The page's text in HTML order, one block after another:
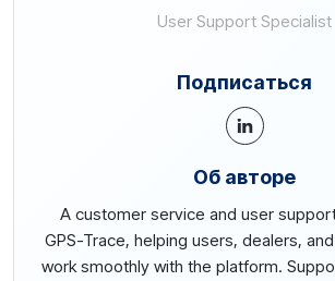
User Support Specialist
Подписаться
Об авторе
A customer service and user
GPS-Trace, helping users, dealers,
work smoothly with the platform.